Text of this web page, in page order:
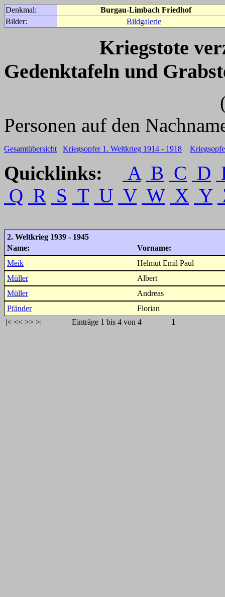
Denkmal:
Burgau-Limbach Friedhof
Bilder:
Bildgalerie
Kriegstote
Gedenktafeln und
(Für weitere
Personen auf den
Gesamtübersicht Kriegsopfer 1. Weltkrieg 1914 - 1918
Quicklinks: A B C D
Q R S T U V W X Y
2. Weltkrieg 1939 - 1945
Name:
Vorname:
Meik
Helmut Emil Paul
Müller
Albert
Müller
Andreas
Pfänder
Florian
|< << >> >| Einträge 1 bis 4 von 4 1